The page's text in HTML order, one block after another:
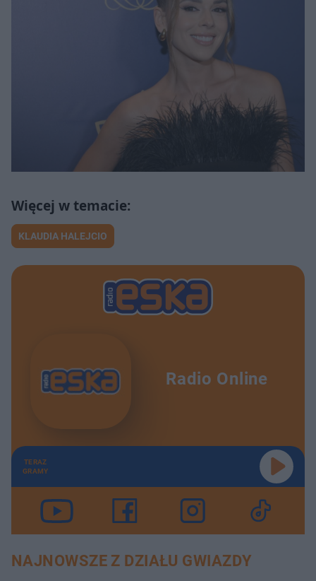
KLAUDIA HALEJCIO
Radio Online
TERAZ
GRAMY
NAJNOWSZE Z DZIAŁU GWIAZDY